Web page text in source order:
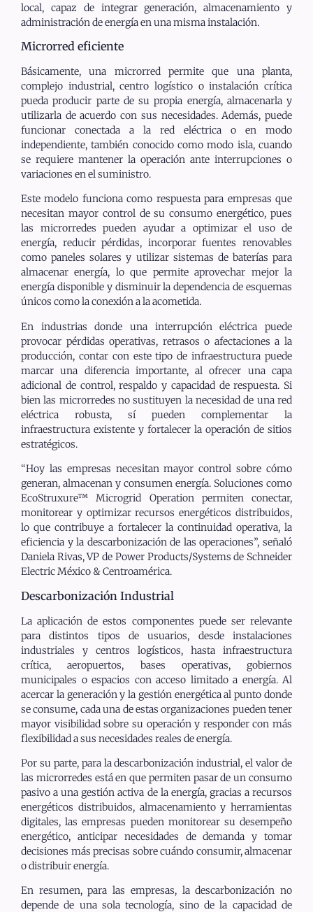
local, capaz de integrar generación, almacenamiento y
administración de energía en una misma instalación.
Microrred eficiente
Básicamente, una microrred permite que una planta,
complejo industrial, centro logístico o instalación crítica
pueda producir parte de su propia energía, almacenarla y
utilizarla de acuerdo con sus necesidades. Además, puede
funcionar conectada a la red eléctrica o en modo
independiente, también conocido como modo isla, cuando
se requiere mantener la operación ante interrupciones o
variaciones en el suministro.
Este modelo funciona como respuesta para empresas que
necesitan mayor control de su consumo energético, pues
las microrredes pueden ayudar a optimizar el uso de
energía, reducir pérdidas, incorporar fuentes renovables
como paneles solares y utilizar sistemas de baterías para
almacenar energía, lo que permite aprovechar mejor la
energía disponible y disminuir la dependencia de esquemas
únicos como la conexión a la acometida.
En industrias donde una interrupción eléctrica puede
provocar pérdidas operativas, retrasos o afectaciones a la
producción, contar con este tipo de infraestructura puede
marcar una diferencia importante, al ofrecer una capa
adicional de control, respaldo y capacidad de respuesta. Si
bien las microrredes no sustituyen la necesidad de una red
eléctrica robusta, sí pueden complementar la
infraestructura existente y fortalecer la operación de sitios
estratégicos.
“Hoy las empresas necesitan mayor control sobre cómo
generan, almacenan y consumen energía. Soluciones como
EcoStruxure™ Microgrid Operation permiten conectar,
monitorear y optimizar recursos energéticos distribuidos,
lo que contribuye a fortalecer la continuidad operativa, la
eficiencia y la descarbonización de las operaciones”, señaló
Daniela Rivas, VP de Power Products/Systems de Schneider
Electric México & Centroamérica.
Descarbonización Industrial
La aplicación de estos componentes puede ser relevante
para distintos tipos de usuarios, desde instalaciones
industriales y centros logísticos, hasta infraestructura
crítica, aeropuertos, bases operativas, gobiernos
municipales o espacios con acceso limitado a energía. Al
acercar la generación y la gestión energética al punto donde
se consume, cada una de estas organizaciones pueden tener
mayor visibilidad sobre su operación y responder con más
flexibilidad a sus necesidades reales de energía.
Por su parte, para la descarbonización industrial, el valor de
las microrredes está en que permiten pasar de un consumo
pasivo a una gestión activa de la energía, gracias a recursos
energéticos distribuidos, almacenamiento y herramientas
digitales, las empresas pueden monitorear su desempeño
energético, anticipar necesidades de demanda y tomar
decisiones más precisas sobre cuándo consumir, almacenar
o distribuir energía.
En resumen, para las empresas, la descarbonización no
depende de una sola tecnología, sino de la capacidad de